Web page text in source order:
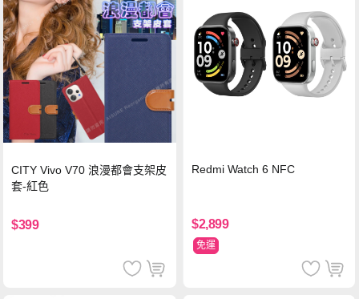
CITY Vivo V70 浪漫都會支架皮
套-紅色
$399
Redmi Watch 6 NFC
$2,899
免運